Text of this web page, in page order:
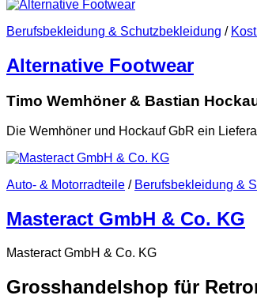
Berufsbekleidung & Schutzbekleidung /
Alternative Footwear
Timo Wemhöner & Bastian
Die Wemhöner und Hockauf GbR ein
Auto- & Motorradteile / Berufsbekleidung &
Masteract GmbH & Co. KG
Masteract GmbH & Co. KG
Grosshandelshop für